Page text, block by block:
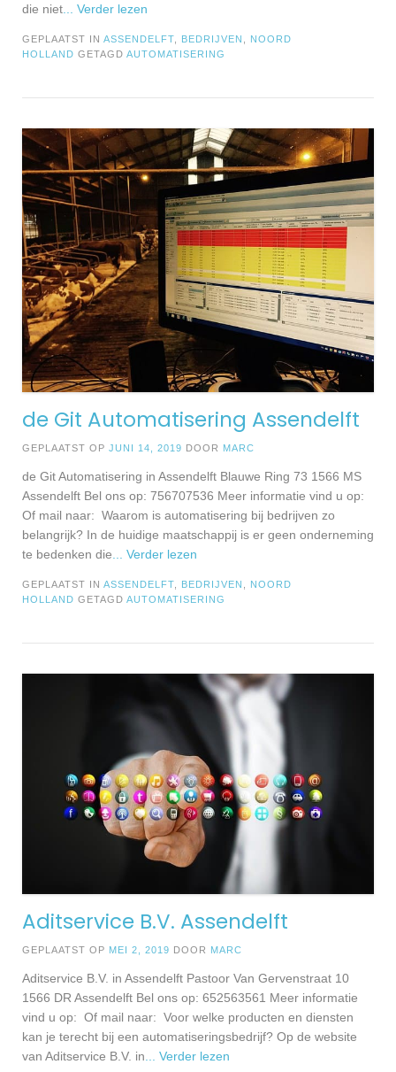
die niet ... Verder lezen
GEPLAATST IN ASSENDELFT BEDRIJVEN
NOORD
HOLLAND GETAGD AUTOMATISERING
de Git Automatisering Assendelft
GEPLAATST OP JUNI 14, 2019 DOOR MARC
de Git Automatisering in Assendelft Blauwe Ring 73 1566 MS
Assendelft Bel ons op: 756707536 Meer informatie vind u op:
Of mail naar: Waarom is automatisering bij bedrijven zo
belangrijk? In de huidige maatschappij is er geen onderneming
te bedenken die... Verder lezen
GEPLAATST IN ASSENDELFT, BEDRIJVEN , NOORD
HOLLAND GETAGD AUTOMATISERING
Aditservice B.V. Assendelft
GEPLAATST OP MEI 2, 2019 DOOR MARC
Aditservice B.V. in Assendelft Pastoor Van Gervenstraat 10
1566 DR Assendelft Bel ons op: 652563561 Meer informatie
vind u op: Of mail naar: Voor welke producten en diensten
kan je terecht bij een automatiseringsbedrijf? Op de website
van Aditservice B.V. in ... Verder lezen